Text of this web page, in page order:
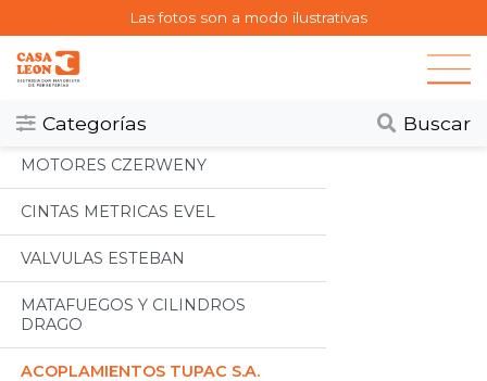
Las fotos son a modo ilustrativas
Categorías Buscar
Categorias
Todos
MOTORES CZERWENY
CINTAS METRICAS EVEL
VALVULAS ESTEBAN
MATAFUEGOS Y CILINDROS
DRAGO
ACOPLAMIENTOS TUPAC S.A.